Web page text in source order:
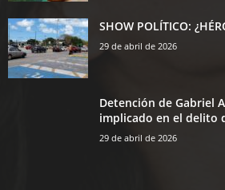
SHOW POLÍTICO:
29 de abril de 2026
Detención de Gabriel
implicado en el delito
29 de abril de 2026